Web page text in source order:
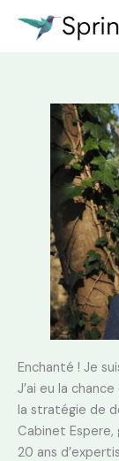
Enchanté ! Je
J’ai eu la
la stratégie de
Cabinet Espere,
20 ans